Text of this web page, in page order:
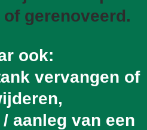
gerenoveerd.
ook:
vervangen of
aanleg van een